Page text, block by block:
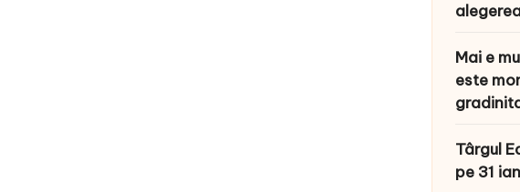
Mai e
este
Târgul
pe 31